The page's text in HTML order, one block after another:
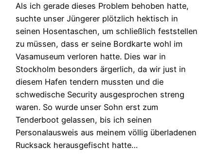
Als ich gerade dieses Problem behoben hatte,
suchte unser Jüngerer plötzlich hektisch in
seinen Hosentaschen, um schließlich feststellen
zu müssen, dass er seine Bordkarte wohl im
Vasamuseum verloren hatte. Dies war in
Stockholm besonders ärgerlich, da wir just in
diesem Hafen tendern mussten und die
schwedische Security ausgesprochen streng
waren. So wurde unser Sohn erst zum
Tenderboot gelassen, bis ich seinen
Personalausweis aus meinem völlig überladenen
Rucksack herausgefischt hatte…